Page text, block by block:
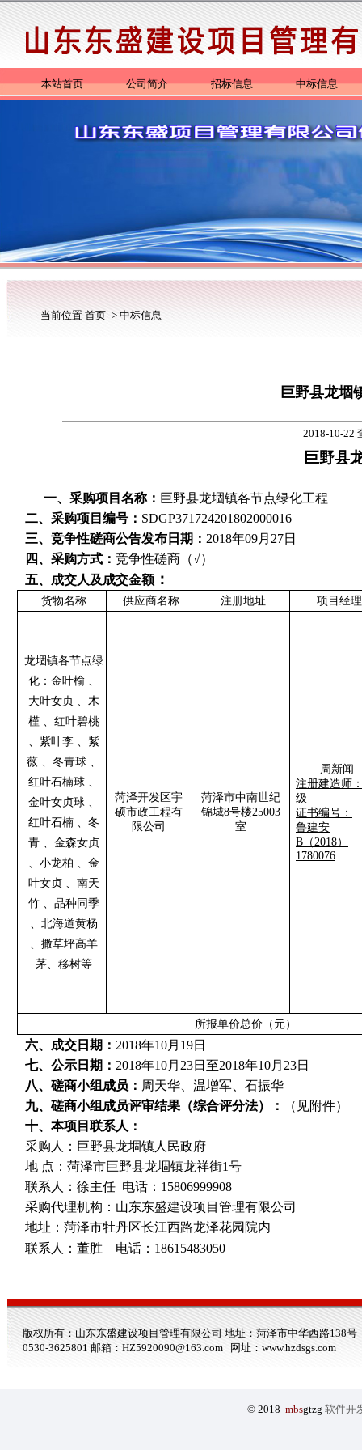
本站首页 公司简介 招标信息 中标信息
当前位置 首页 -> 中标信息
巨野县龙堌
2018-10-22
巨野县
一、采购项目名称： 巨野县龙堌镇各节点绿化工程
二、采购项目编号： SDGP371724201802000016
三、竞争性磋商公告发布日期： 2018年09月 27日
四、采购方式： 竞争性磋商 （√）
五、成交人及成交金额 ：
货物名称 供应商名称 注册地址 项目经理
龙堌镇各节点绿
化：金叶榆 、
大叶女贞 、木
槿 、红叶碧桃
、紫叶李 、紫
薇 、冬青球 、
红叶石楠球 、
金叶女贞球 、
红叶石楠 、冬
青 、金森女贞
、小龙柏 、金
叶女贞 、南天
竹 、品种同季
、北海道黄杨
、撒草坪高羊
茅、移树等
菏泽开发区宇
硕市政工程有
限公司
菏泽市中南世纪
锦城8号楼25003
室
周新闻
注册建造师
级
证书编号：
鲁建安
B（2018）
1780076
所报单价总价（元）
六、成交日期： 2018年10月19日
七、公示日期： 2018年10月23日至2018年10月23日
八、磋商小组成员： 周天华、温增军、石振华
九、磋商小组成员评审结果（综合评分法）：
（见附件）
十、本项目联系人：
采购人：巨野县龙堌镇人民政府
地 点： 菏泽市巨野县龙堌镇龙祥街1号
联系人：徐主任 电话： 15806999908
采购代理机构：山东东盛建设项目管理有限公司
地址： 菏泽市牡丹区长江西路龙泽花园院内
联系人：董胜 电话： 18615483050
版权所有：山东东盛建设项目管理有限公司 地址：菏泽市中华西路138
0530-3625801 邮箱：HZ5920090@163.com 网址： www.hzdsgs.com
© 2018mbsgtzg 软件开